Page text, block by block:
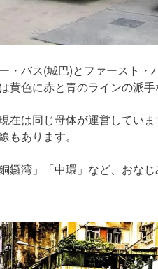
・バス(城巴)とファースト
黄色に赤と青のラインの派手
在は同じ母体が運営してい
もあります。
鑼湾」「中環」など、おな